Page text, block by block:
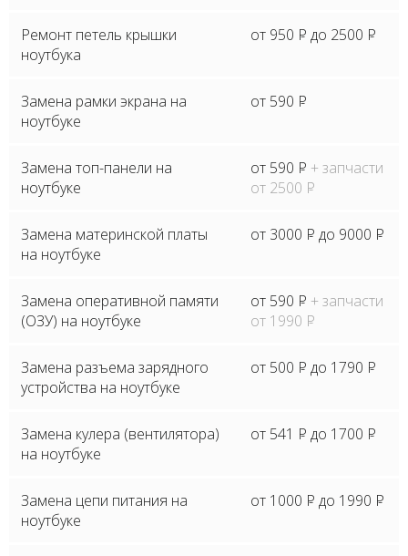
Ремонт петель крышки
ноутбука
от 950 P до 2500 P
Замена рамки экрана на
ноутбуке
от 590 P
Замена топ-панели на
ноутбуке
от 590 P + запчасти
от 2500 P
Замена материнской платы
на ноутбуке
от 3000 P до 9000 P
Замена оперативной памяти
(ОЗУ) на ноутбуке
от 590 P + запчасти
от 1990 P
Замена разъема зарядного
устройства на ноутбуке
от 500 P до 1790 P
Замена кулера (вентилятора)
на ноутбуке
от 541 P до 1700 P
Замена цепи питания на
ноутбуке
от 1000 P до 1990 P